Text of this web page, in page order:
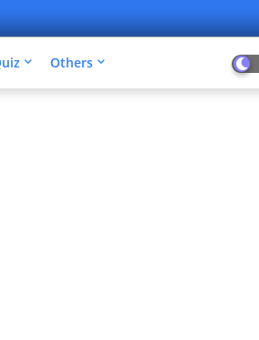
Others